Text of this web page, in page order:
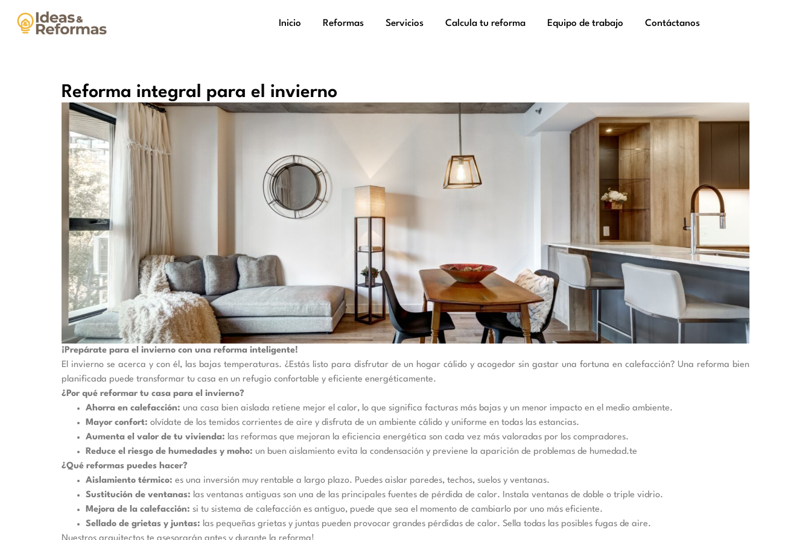
Inicio Reformas Servicios Calcula tu reforma Equipo de trabajo Contáctanos
Reforma integral para el invierno
¡Prepárate para el invierno con una reforma inteligente!
El invierno se acerca y con él, las bajas temperaturas. ¿Estás listo para disfrutar de un hogar cálido y acogedor sin gastar una fortuna en calefacción? Una reforma bien
planificada puede transformar tu casa en un refugio confortable y eficiente energéticamente.
¿Por qué reformar tu casa para el invierno?
Ahorra en calefacción: una casa bien aislada retiene mejor el calor, lo que significa facturas más bajas y un menor impacto en el medio ambiente.
Mayor confort: olvídate de los temidos corrientes de aire y disfruta de un ambiente cálido y uniforme en todas las estancias.
Aumenta el valor de tu vivienda: las reformas que mejoran la eficiencia energética son cada vez más valoradas por los compradores.
Reduce el riesgo de humedades y moho: un buen aislamiento evita la condensación y previene la aparición de problemas de humedad.te
¿Qué reformas puedes hacer?
Aislamiento térmico: es una inversión muy rentable a largo plazo. Puedes aislar paredes, techos, suelos y ventanas.
Sustitución de ventanas: las ventanas antiguas son una de las principales fuentes de pérdida de calor. Instala ventanas de doble o triple vidrio.
Mejora de la calefacción: si tu sistema de calefacción es antiguo, puede que sea el momento de cambiarlo por uno más eficiente.
Sellado de grietas y juntas: las pequeñas grietas y juntas pueden provocar grandes pérdidas de calor. Sella todas las posibles fugas de aire.